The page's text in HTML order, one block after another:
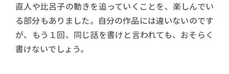
直人や比呂子の動きを追っていくことを、楽しんでい
る部分もありました。自分の作品には違いないのです
が、もう１回、同じ話を書けと言われても、おそらく
書けないでしょう。